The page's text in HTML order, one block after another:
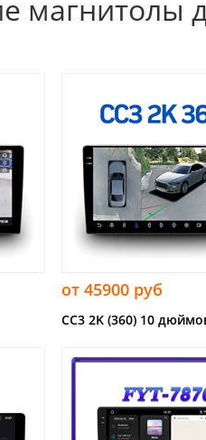
магнитолы
от 45900 руб
CC3 2K (360) 10